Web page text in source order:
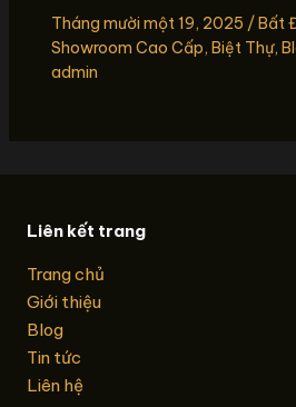
Tháng mười một 19, 2025 /Bất
Showroom Cao Cấp, Biệt Thự,
admin
Liên kết trang
Trang chủ
Giới thiệu
Blog
Tin tức
Liên hệ